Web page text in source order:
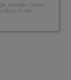
werden Daten
dazu in der